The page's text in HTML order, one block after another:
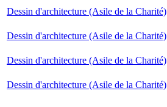
Dessin d'architecture (Asile de la Charité)
Dessin d'architecture (Asile de la Charité)
Dessin d'architecture (Asile de la Charité)
Dessin d'architecture (Asile de la Charité)